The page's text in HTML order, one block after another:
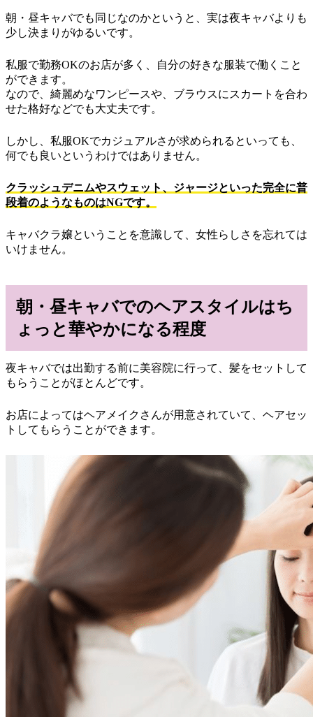
朝・昼キャバでも同じなのかというと、実は夜キャバよりも
少し決まりがゆるいです。
私服で勤務OKのお店が多く、自分の好きな服装で働くこと
ができます。
なので、綺麗めなワンピースや、ブラウスにスカートを合わ
せた格好などでも大丈夫です。
しかし、私服OKでカジュアルさが求められるといっても、
何でも良いというわけではありません。
クラッシュデニムやスウェット、ジャージといった完全に普
段着のようなものはNGです。
キャバクラ嬢ということを意識して、女性らしさを忘れては
いけません。
朝・昼キャバでのヘアスタイルはち
ょっと華やかになる程度
夜キャバでは出勤する前に美容院に行って、髪をセットして
もらうことがほとんどです。
お店によってはヘアメイクさんが用意されていて、ヘアセッ
トしてもらうことができます。